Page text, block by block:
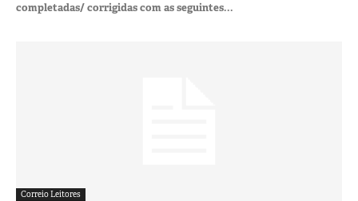
completadas/ corrigidas com as seguintes...
Correio Leitores